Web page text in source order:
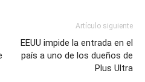
Artículo siguiente
EEUU impide la entrada en el
país a uno de los dueños de
Plus Ultra